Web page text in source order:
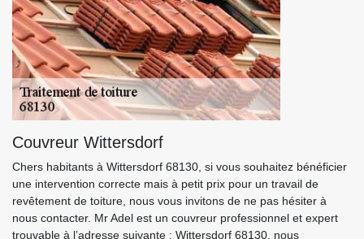
Couvreur Wittersdorf
Chers habitants à Wittersdorf 68130, si vous souhaitez bénéficier
une intervention correcte mais à petit prix pour un travail de
revêtement de toiture, nous vous invitons de ne pas hésiter à
nous contacter. Mr Adel est un couvreur professionnel et expert
trouvable à l’adresse suivante : Wittersdorf 68130, nous